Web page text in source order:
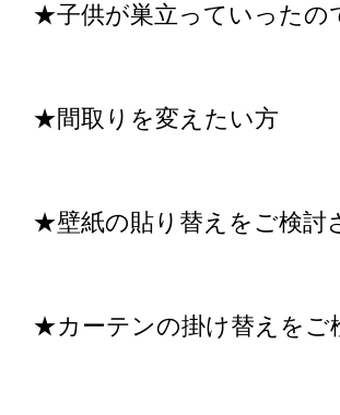
★子供が巣立っていったの
★間取りを変えたい方
★壁紙の貼り替えをご検討
★カーテンの掛け替えをご